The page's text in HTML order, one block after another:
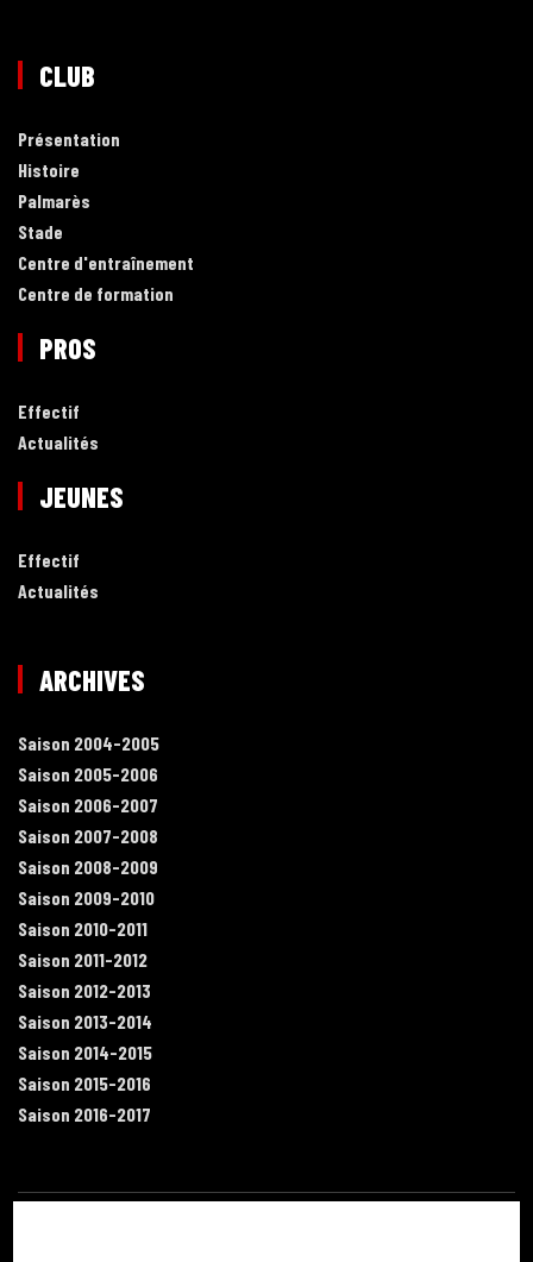
CLUB
Présentation
Histoire
Palmarès
Stade
Centre d'entraînement
Centre de formation
PROS
Effectif
Actualités
JEUNES
Effectif
Actualités
ARCHIVES
Saison 2004-2005
Saison 2005-2006
Saison 2006-2007
Saison 2007-2008
Saison 2008-2009
Saison 2009-2010
Saison 2010-2011
Saison 2011-2012
Saison 2012-2013
Saison 2013-2014
Saison 2014-2015
Saison 2015-2016
Saison 2016-2017